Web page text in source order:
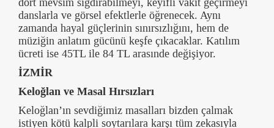
danslarla ve görsel efektlerle öğrenecek. Aynı
zamanda hayal güçlerinin sınırsızlığını, hem de
müziğin anlatım gücünü keşfe çıkacaklar. Katılım
ücreti ise 45TL ile 84 TL arasınde değişiyor.
İZMİR
Keloğlan ve Masal Hırsızları
Keloğlan’ın sevdiğimiz masalları bizden çalmak
istiyen kötü kalpli soytarılara karşı tüm zekasıyla